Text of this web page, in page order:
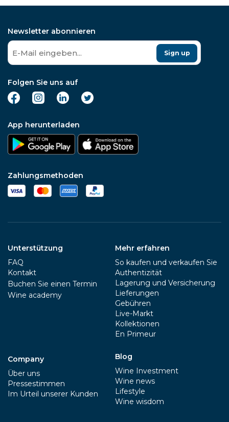
Newsletter abonnieren
Sign up
Folgen Sie uns auf
App herunterladen
Zahlungsmethoden
Unterstützung
FAQ
Kontakt
Buchen Sie einen Termin
Wine academy
Company
Über uns
Pressestimmen
Im Urteil unserer Kunden
Mehr erfahren
So kaufen und verkaufen Sie
Authentizität
Lagerung und Versicherung
Lieferungen
Gebühren
Live-Markt
Kollektionen
En Primeur
Blog
Wine Investment
Wine news
Lifestyle
Wine wisdom